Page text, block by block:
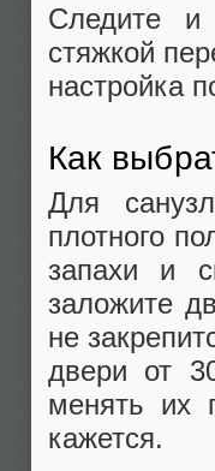
Следите и
стяжкой
настройка
Как
Для
плотного
запахи и
заложите
не
двери от
менять их
кажется.